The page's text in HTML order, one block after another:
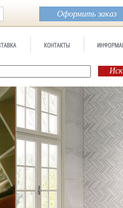
Оформить заказ